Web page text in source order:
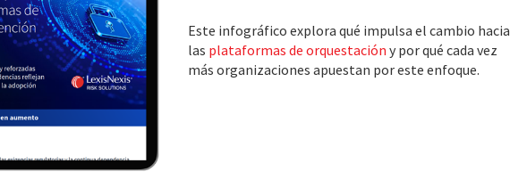
Este infográfico explora qué impulsa el cambio hacia
las plataformas de orquestación y por qué cada vez
más organizaciones apuestan por este enfoque.